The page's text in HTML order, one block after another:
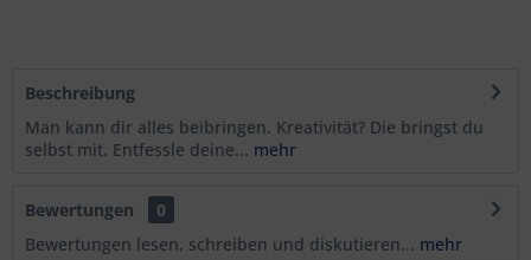
Beschreibung
Man kann dir alles beibringen. Kreativität? Die bringst du
selbst mit. Entfessle deine... mehr
Bewertungen
0
Bewertungen lesen, schreiben und diskutieren... mehr